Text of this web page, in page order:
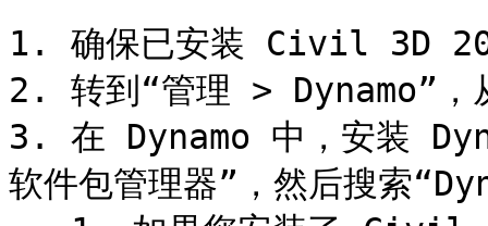
1. 确保已安装 Civil 3D
2. 转到“管理 > Dynamo”
3. 在 Dynamo 中，安装
软件包管理器”，然后搜索